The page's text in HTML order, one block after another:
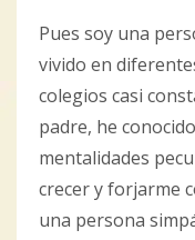
Pues soy una
vivido en
colegios casi
padre, he
mentalidades
crecer y forjarme
una persona